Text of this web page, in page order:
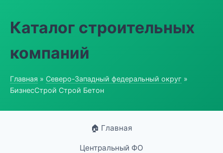
Каталог строительных
компаний
Главная » Северо-Западный федеральный округ »
БизнесСтрой Строй Бетон
🏠 Главная
Центральный ФО